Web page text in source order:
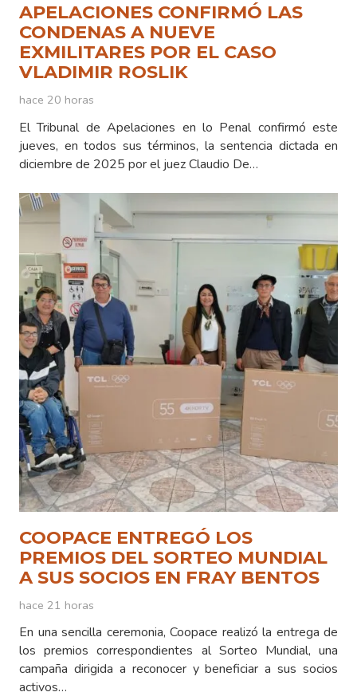
APELACIONES CONFIRMÓ LAS
CONDENAS A NUEVE
EXMILITARES POR EL CASO
VLADIMIR ROSLIK
hace 20 horas
El Tribunal de Apelaciones en lo Penal confirmó este
jueves, en todos sus términos, la sentencia dictada en
diciembre de 2025 por el juez Claudio De…
COOPACE ENTREGÓ LOS
PREMIOS DEL SORTEO MUNDIAL
A SUS SOCIOS EN FRAY BENTOS
hace 21 horas
En una sencilla ceremonia, Coopace realizó la entrega de
los premios correspondientes al Sorteo Mundial, una
campaña dirigida a reconocer y beneficiar a sus socios
activos…